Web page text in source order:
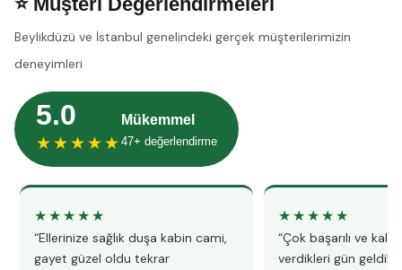
Beylikdüzü ve İstanbul genelindeki gerçek müşterilerimizin
deneyimleri
5.0
★★★★★
Mükemmel
47+ değerlendirme
★★★★★
“Ellerinize sağlık duşa kabin cami,
gayet güzel oldu tekrar
★★★★★
“Çok başarılı ve
verdikleri gün